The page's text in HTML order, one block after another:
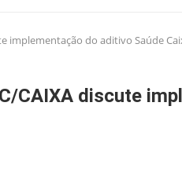
implementação do aditivo Saúde
CAIXA discute